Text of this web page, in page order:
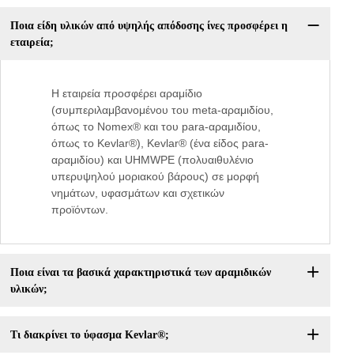
Ποια είδη υλικών από υψηλής απόδοσης ίνες προσφέρει η
εταιρεία;
Η εταιρεία προσφέρει αραμίδιο
(συμπεριλαμβανομένου του meta-αραμιδίου,
όπως το Nomex® και του para-αραμιδίου,
όπως το Kevlar®), Kevlar® (ένα είδος para-
αραμιδίου) και UHMWPE (πολυαιθυλένιο
υπερυψηλού μοριακού βάρους) σε μορφή
νημάτων, υφασμάτων και σχετικών
προϊόντων.
Ποια είναι τα βασικά χαρακτηριστικά των αραμιδικών
υλικών;
Τι διακρίνει το ύφασμα Kevlar®;